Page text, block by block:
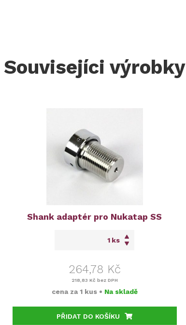
Souvisejíci výrobky
Shank adaptér pro Nukatap SS
ks
264,78 Kč
218,83 Kč bez DPH
cena za 1 kus • Na skladě
PŘIDAT DO KOŠÍKU